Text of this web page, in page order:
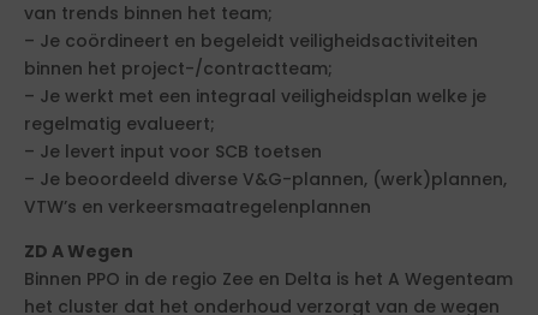
van trends binnen het team;
– Je coördineert en begeleidt veiligheidsactiviteiten
binnen het project-/contractteam;
– Je werkt met een integraal veiligheidsplan welke je
regelmatig evalueert;
– Je levert input voor SCB toetsen
– Je beoordeeld diverse V&G-plannen, (werk)plannen,
VTW’s en verkeersmaatregelenplannen
ZD A Wegen
Binnen PPO in de regio Zee en Delta is het A Wegenteam
het cluster dat het onderhoud verzorgt van de wegen